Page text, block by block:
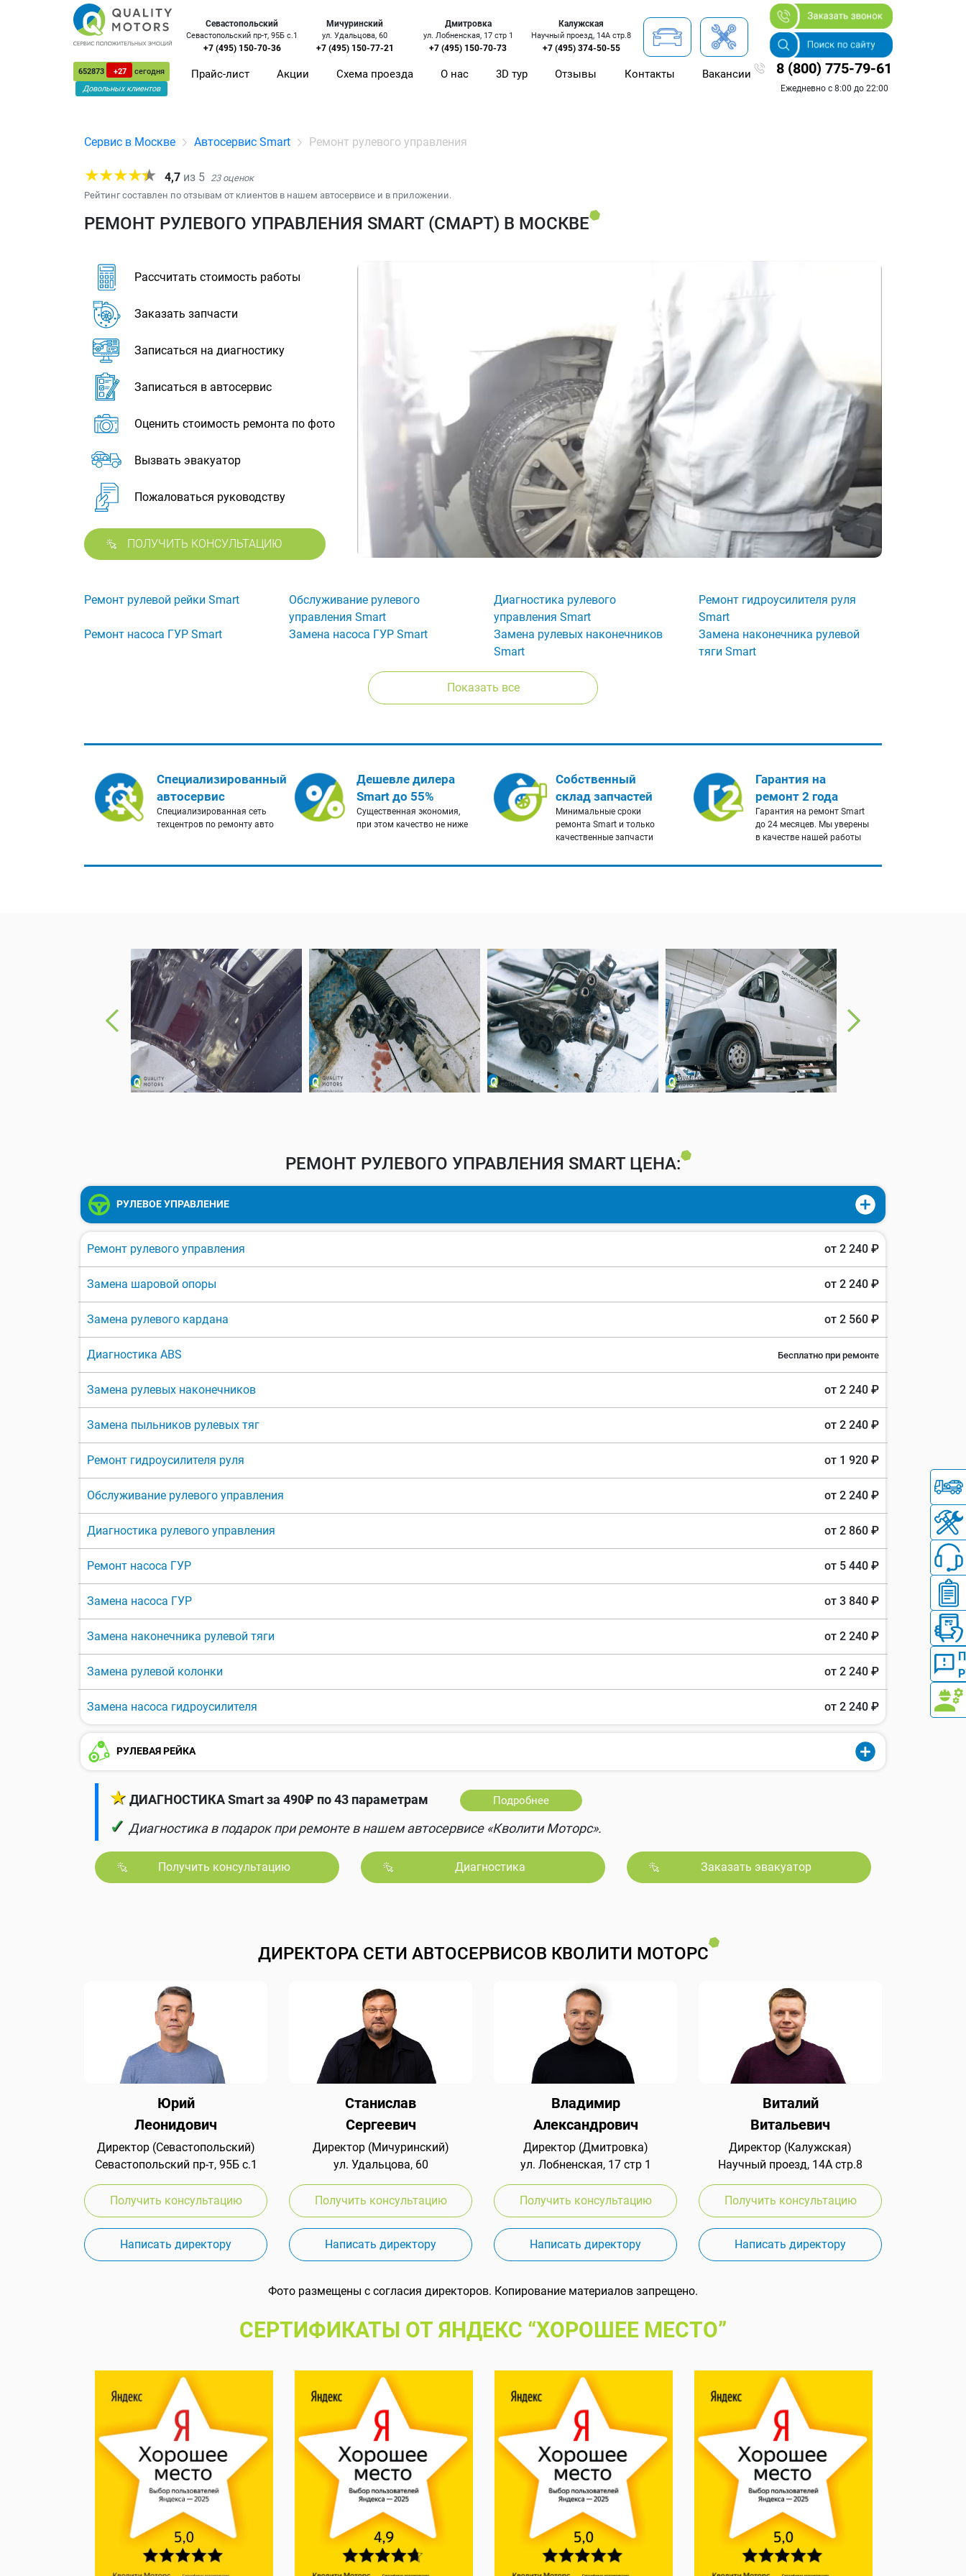
652873 +27
сегодня
Довольных клиентов
Севастопольский
Севастопольский пр-т, 95Б с.1
+7 (495) 150-70-36
Мичуринский
ул. Удальцова, 60
+7 (495) 150-77-21
Дмитровка
ул. Лобненская, 17 стр 1
+7 (495) 150-70-73
Калужская
Научный проезд, 14А стр.8
+7 (495) 374-50-55
Прайс-лист Акции Схема проезда О нас 3D тур Отзывы Контакты Вакансии 8 (800) 775-79-61
Ежедневно с 8:00 до 22:00
Сервис в Москве Автосервис Smart Ремонт рулевого управления
4,7 из 5 23оценок
Рейтинг составлен по отзывам от клиентов в нашем автосервисе и в приложении.
РЕМОНТ РУЛЕВОГО УПРАВЛЕНИЯ SMART (СМАРТ) В МОСКВЕ
Рассчитать стоимость работы
Заказать запчасти
Записаться на диагностику
Записаться в автосервис
Оценить стоимость ремонта по фото
Вызвать эвакуатор
Пожаловаться руководству
ПОЛУЧИТЬ КОНСУЛЬТАЦИЮ
Ремонт рулевой рейки Smart
Обслуживание рулевого
управления Smart
Диагностика рулевого
управления Smart
Ремонт гидроусилителя руля
Smart
Ремонт насоса ГУР Smart
Замена насоса ГУР Smart
Замена рулевых наконечников
Smart
Замена наконечника рулевой
тяги Smart
Показать все
Специализированный
автосервис
Специализированная сеть
техцентров по ремонту авто
Дешевле дилера
Smart до 55%
Существенная экономия,
при этом качество не ниже
Собственный
склад запчастей
Минимальные сроки
ремонта Smart и только
качественные запчасти
Гарантия на
ремонт 2 года
Гарантия на ремонт Smart
до 24 месяцев. Мы уверены
в качестве нашей работы
РЕМОНТ РУЛЕВОГО УПРАВЛЕНИЯ SMART ЦЕНА:
РУЛЕВОЕ УПРАВЛЕНИЕ
Ремонт рулевого управления от 2 240 ₽
Замена шаровой опоры от 2 240 ₽
Замена рулевого кардана от 2 560 ₽
Диагностика ABS Бесплатно при ремонте
Замена рулевых наконечников от 2 240 ₽
Замена пыльников рулевых тяг от 2 240 ₽
Ремонт гидроусилителя руля от 1 920 ₽
Обслуживание рулевого управления от 2 240 ₽
Диагностика рулевого управления от 2 860 ₽
Ремонт насоса ГУР от 5 440 ₽
Замена насоса ГУР от 3 840 ₽
Замена наконечника рулевой тяги от 2 240 ₽
Замена рулевой колонки от 2 240 ₽
Замена насоса гидроусилителя от 2 240 ₽
РУЛЕВАЯ РЕЙКА
★ ДИАГНОСТИКА Smart за 490₽ по 43 параметрам Подробнее
✓ Диагностика в подарок при ремонте в нашем автосервисе «Кволити Моторс».
Получить консультацию Диагностика Заказать эвакуатор
ДИРЕКТОРА СЕТИ АВТОСЕРВИСОВ КВОЛИТИ МОТОРС
Юрий
Леонидович
Директор (Севастопольский)
Севастопольский пр-т, 95Б с.1
Получить консультацию
Написать директору
Станислав
Сергеевич
Директор (Мичуринский)
ул. Удальцова, 60
Получить консультацию
Написать директору
Владимир
Александрович
Директор (Дмитровка)
ул. Лобненская, 17 стр 1
Получить консультацию
Написать директору
Виталий
Витальевич
Директор (Калужская)
Научный проезд, 14А стр.8
Получить консультацию
Написать директору
Фото размещены с согласия директоров. Копирование материалов запрещено.
СЕРТИФИКАТЫ ОТ ЯНДЕКС “ХОРОШЕЕ МЕСТО”